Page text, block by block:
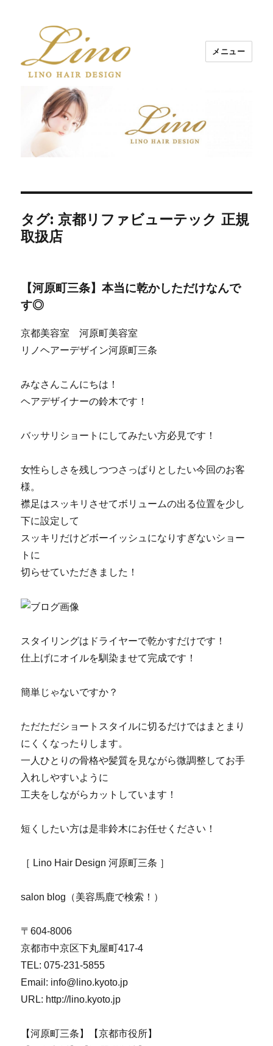
Lino Hair Design 河原町BLOG
メニュー
タグ: 京都リファビューテック 正規
取扱店
【河原町三条】本当に乾かしただけなんで
す◎
京都美容室 河原町美容室
リノヘアーデザイン河原町三条
みなさんこんにちは！
ヘアデザイナーの鈴木です！
バッサリショートにしてみたい方必見です！
女性らしさを残しつつさっぱりとしたい今回のお客
様。
襟足はスッキリさせてボリュームの出る位置を少し
下に設定して
スッキリだけどボーイッシュになりすぎないショー
トに
切らせていただきました！
スタイリングはドライヤーで乾かすだけです！
仕上げにオイルを馴染ませて完成です！
簡単じゃないですか？
ただただショートスタイルに切るだけではまとまり
にくくなったりします。
一人ひとりの骨格や髪質を見ながら微調整してお手
入れしやすいように
工夫をしながらカットしています！
短くしたい方は是非鈴木にお任せください！
［ Lino Hair Design 河原町三条 ］
salon blog（美容馬鹿で検索！）
〒604-8006
京都市中京区下丸屋町417-4
TEL: 075-231-5855
Email: info@lino.kyoto.jp
URL: http://lino.kyoto.jp
【河原町三条】【京都市役所】